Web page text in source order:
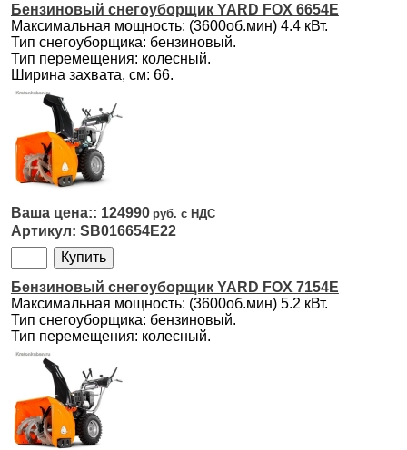
Бензиновый снегоуборщик YARD FOX 6654E
Максимальная мощность: (3600об.мин) 4.4 кВт.
Тип снегоуборщика: бензиновый.
Тип перемещения: колесный.
Ширина захвата, см: 66.
124990
SB016654E22
Бензиновый снегоуборщик YARD FOX 7154E
Максимальная мощность: (3600об.мин) 5.2 кВт.
Тип снегоуборщика: бензиновый.
Тип перемещения: колесный.